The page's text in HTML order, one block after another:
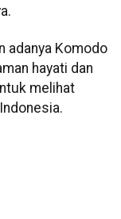
adanya Komodo
hayati dan
melihat